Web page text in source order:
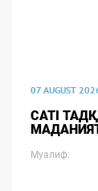
07 AUGUST
CATI
Муалиф: